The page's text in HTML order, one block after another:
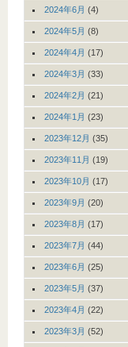
2024年6月 (4)
2024年5月 (8)
2024年4月 (17)
2024年3月 (33)
2024年2月 (21)
2024年1月 (23)
2023年12月 (35)
2023年11月 (19)
2023年10月 (17)
2023年9月 (20)
2023年8月 (17)
2023年7月 (44)
2023年6月 (25)
2023年5月 (37)
2023年4月 (22)
2023年3月 (52)